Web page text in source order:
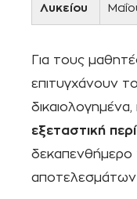
Λυκείου
Για τους
επιτυγχάνουν
εξεταστική
δεκαπενθήμερο
αποτελεσμάτων